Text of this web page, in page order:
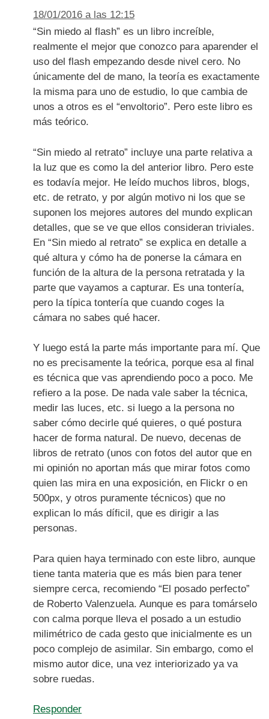
18/01/2016 a las 12:15
“Sin miedo al flash” es un libro increíble,
realmente el mejor que conozco para aparender el
uso del flash empezando desde nivel cero. No
únicamente del de mano, la teoría es exactamente
la misma para uno de estudio, lo que cambia de
unos a otros es el “envoltorio”. Pero este libro es
más teórico.
“Sin miedo al retrato” incluye una parte relativa a
la luz que es como la del anterior libro. Pero este
es todavía mejor. He leído muchos libros, blogs,
etc. de retrato, y por algún motivo ni los que se
suponen los mejores autores del mundo explican
detalles, que se ve que ellos consideran triviales.
En “Sin miedo al retrato” se explica en detalle a
qué altura y cómo ha de ponerse la cámara en
función de la altura de la persona retratada y la
parte que vayamos a capturar. Es una tontería,
pero la típica tontería que cuando coges la
cámara no sabes qué hacer.
Y luego está la parte más importante para mí. Que
no es precisamente la teórica, porque esa al final
es técnica que vas aprendiendo poco a poco. Me
refiero a la pose. De nada vale saber la técnica,
medir las luces, etc. si luego a la persona no
saber cómo decirle qué quieres, o qué postura
hacer de forma natural. De nuevo, decenas de
libros de retrato (unos con fotos del autor que en
mi opinión no aportan más que mirar fotos como
quien las mira en una exposición, en Flickr o en
500px, y otros puramente técnicos) que no
explican lo más díficil, que es dirigir a las
personas.
Para quien haya terminado con este libro, aunque
tiene tanta materia que es más bien para tener
siempre cerca, recomiendo “El posado perfecto”
de Roberto Valenzuela. Aunque es para tomárselo
con calma porque lleva el posado a un estudio
milimétrico de cada gesto que inicialmente es un
poco complejo de asimilar. Sin embargo, como el
mismo autor dice, una vez interiorizado ya va
sobre ruedas.
Responder